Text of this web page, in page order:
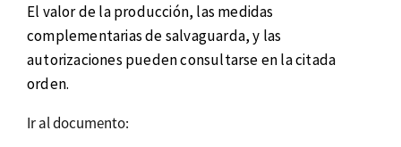
El valor de la producción, las medidas
complementarias de salvaguarda, y las
autorizaciones pueden consultarse en la citada
orden.
Ir al documento: